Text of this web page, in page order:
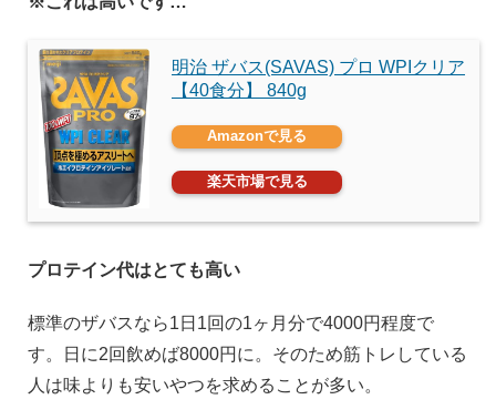
明治 ザバス(SAVAS) プロ WPIクリア
【40食分】 840g
Amazonで見る
楽天市場で見る
プロテイン代はとても高い
標準のザバスなら1日1回の1ヶ月分で4000円程度で
す。日に2回飲めば8000円に。そのため筋トレしている
人は味よりも安いやつを求めることが多い。